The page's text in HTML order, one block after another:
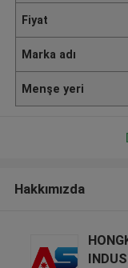
Fiyat
Marka adı
Menşe yeri
Hakkımızda